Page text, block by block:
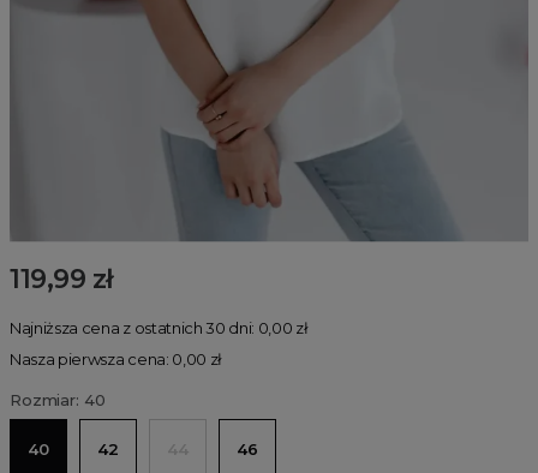
119,99 zł
Najniższa cena z ostatnich 30 dni: 0,00 zł
Nasza pierwsza cena: 0,00 zł
Rozmiar: 40
40 42 44 46